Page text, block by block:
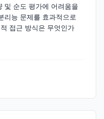
및 순도 평가에 어려움을
리능 문제를 효과적으로
접근 방식은 무엇인가